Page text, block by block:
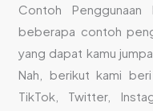
Contoh
beberapa contoh
yang dapat kamu
Nah, berikut kami
TikTok, Twitter,